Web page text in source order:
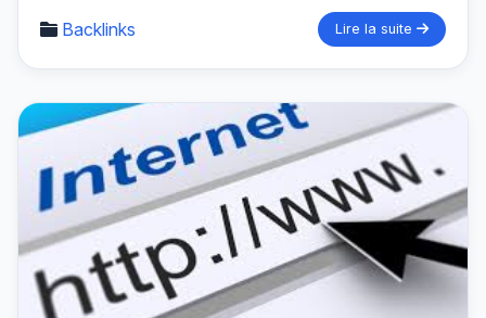
Backlinks Lire la suite